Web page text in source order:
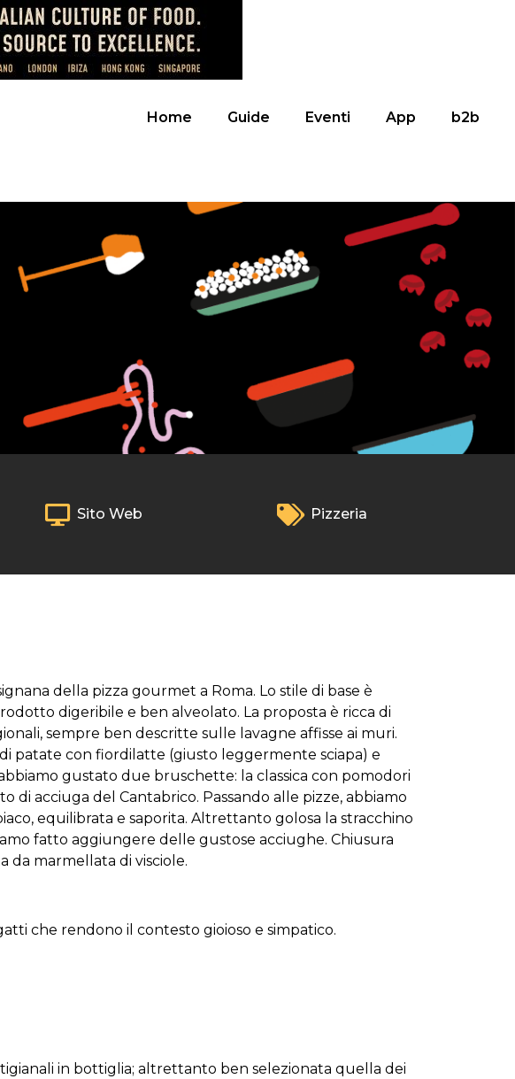
Home Guide Eventi App b2b
Sito Web Pizzeria
della pizza gourmet a Roma. Lo stile di base è
digeribile e ben alveolato. La proposta è ricca di
sempre ben descritte sulle lavagne affisse ai muri.
patate con fiordilatte (giusto leggermente sciapa) e
gustato due bruschette: la classica con pomodori
acciuga del Cantabrico. Passando alle pizze, abbiamo
equilibrata e saporita. Altrettanto golosa la stracchino
fatto aggiungere delle gustose acciughe. Chiusura
da marmellata di visciole.
che rendono il contesto gioioso e simpatico.
in bottiglia; altrettanto ben selezionata quella dei